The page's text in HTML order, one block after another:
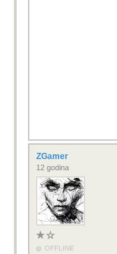
ZGamer
12 godina
OFFLINE